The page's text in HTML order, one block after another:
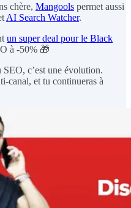
chère, Mangools permet aussi
AI Search Watcher.
un super deal pour le Black
à -50% 🎁
c’est une évolution.
canal, et tu continueras à